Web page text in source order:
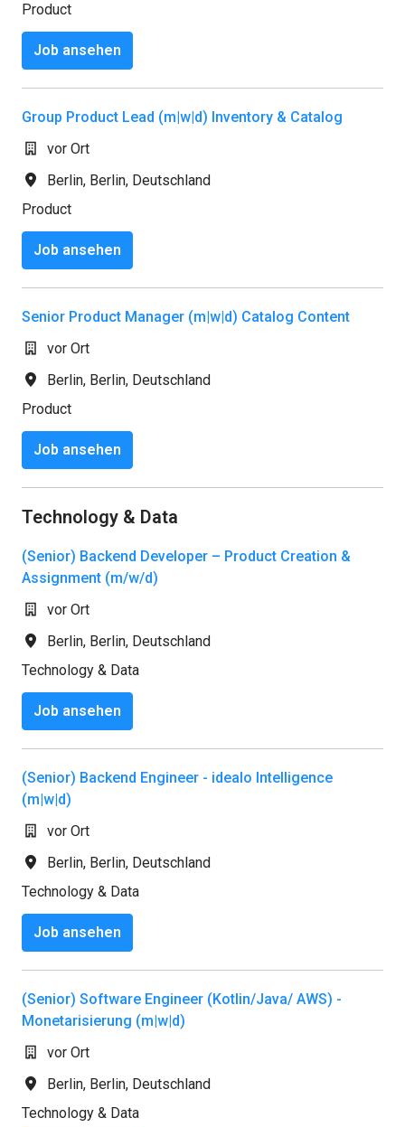
Product
Job ansehen
Group Product Lead (m|w|d) Inventory & Catalog
vor Ort
Berlin, Berlin, Deutschland
Product
Job ansehen
Senior Product Manager (m|w|d) Catalog Content
vor Ort
Berlin, Berlin, Deutschland
Product
Job ansehen
Technology & Data
(Senior) Backend Developer – Product Creation &
Assignment (m/w/d)
vor Ort
Berlin, Berlin, Deutschland
Technology & Data
Job ansehen
(Senior) Backend Engineer - idealo Intelligence
(m|w|d)
vor Ort
Berlin, Berlin, Deutschland
Technology & Data
Job ansehen
(Senior) Software Engineer (Kotlin/Java/ AWS) -
Monetarisierung (m|w|d)
vor Ort
Berlin, Berlin, Deutschland
Technology & Data